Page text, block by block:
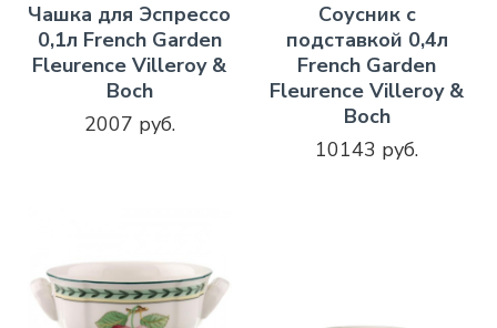
Чашка для Эспрессо
0,1л French Garden
Fleurence Villeroy &
Boch
2007 руб.
Соусник с
подставкой 0,4л
French Garden
Fleurence Villeroy &
Boch
10143 руб.